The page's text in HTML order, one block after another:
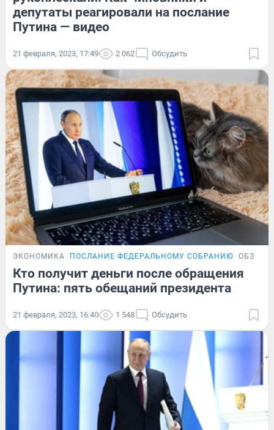
депутаты реагировали на послание
Путина — видео
21 февраля, 2023, 17:49 2 062 Обсудить
ЭКОНОМИКА ПОСЛАНИЕ ФЕДЕРАЛЬНОМУ СОБРАНИЮ ОБЗОР
Кто получит деньги после обращения
Путина: пять обещаний президента
21 февраля, 2023, 16:40 1 548 Обсудить